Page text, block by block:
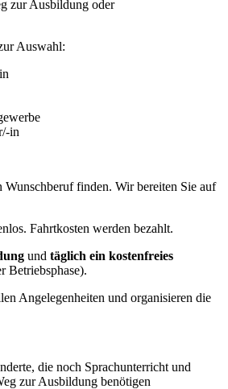
zur Ausbildung oder
Auswahl:
in
finden. Wir bereiten Sie auf
Fahrtkosten werden bezahlt.
und täglich ein kostenfreies
Betriebsphase).
Angelegenheiten und organisieren die
die noch Sprachunterricht und
zur Ausbildung benötigen